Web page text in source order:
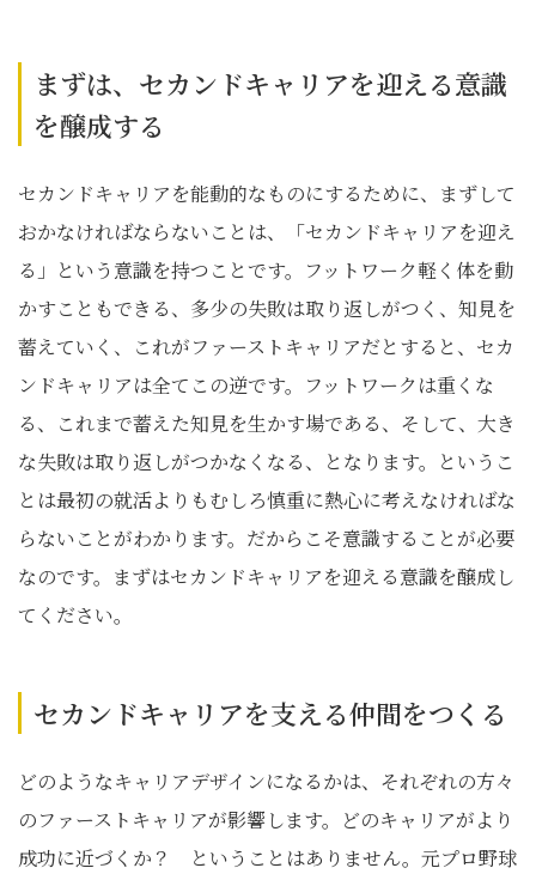
まずは、セカンドキャリアを迎える意識
を醸成する
セカンドキャリアを能動的なものにするために、まずして
おかなければならないことは、「セカンドキャリアを迎え
る」という意識を持つことです。フットワーク軽く体を動
かすこともできる、多少の失敗は取り返しがつく、知見を
蓄えていく、これがファーストキャリアだとすると、セカ
ンドキャリアは全てこの逆です。フットワークは重くな
る、これまで蓄えた知見を生かす場である、そして、大き
な失敗は取り返しがつかなくなる、となります。というこ
とは最初の就活よりもむしろ慎重に熱心に考えなければな
らないことがわかります。だからこそ意識することが必要
なのです。まずはセカンドキャリアを迎える意識を醸成し
てください。
セカンドキャリアを支える仲間をつくる
どのようなキャリアデザインになるかは、それぞれの方々
のファーストキャリアが影響します。どのキャリアがより
成功に近づくか？ ということはありません。元プロ野球